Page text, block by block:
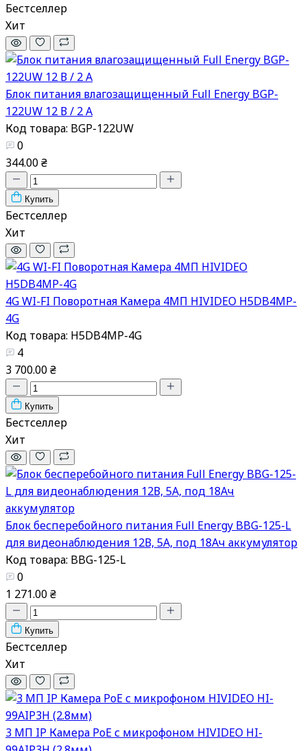
Бестселлер
Хит
Блок питания влагозащищенный Full Energy BGP-
122UW 12 В / 2 А
Код товара: BGP-122UW
0
344.00 ₴
Купить
Бестселлер
Хит
4G WI-FI Поворотная Камера 4МП HIVIDEO H5DB4MP-
4G
Код товара: H5DB4MP-4G
4
3 700.00 ₴
Купить
Бестселлер
Хит
Блок бесперебойного питания Full Energy BBG-125-L
для видеонаблюдения 12В, 5А, под 18Ач аккумулятор
Код товара: BBG-125-L
0
1 271.00 ₴
Купить
Бестселлер
Хит
3 МП IP Камера PoE с микрофоном HIVIDEO HI-